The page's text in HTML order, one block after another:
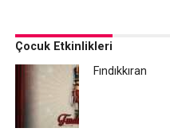
Çocuk Etkinlikleri
Fındıkkıran